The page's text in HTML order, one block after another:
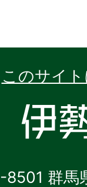
このサイ
8501 群馬